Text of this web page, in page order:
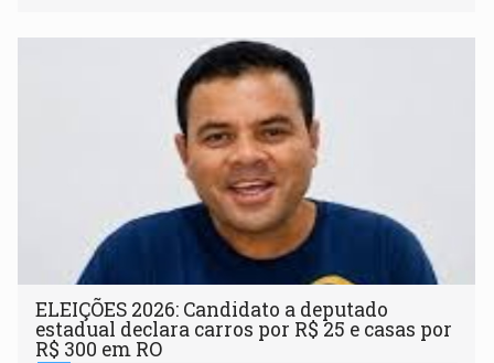
ELEIÇÕES 2026: Candidato a deputado
estadual declara carros por R$ 25 e casas por
R$ 300 em RO